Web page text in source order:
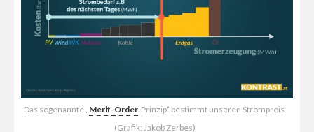
Das sogenannte „Merit-Order-Prinzip“ bestimmt unseren Strompreis.
(Grafik: Jakob Zerbes)